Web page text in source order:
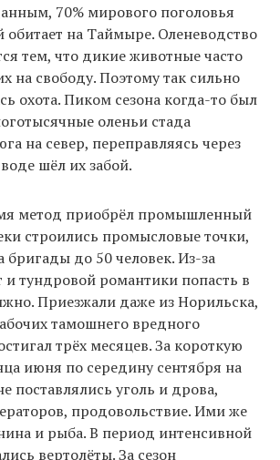
70% мирового поголовья
обитает на Таймыре. Оленеводство
тем, что дикие животные часто
на свободу. Поэтому так сильно
охота. Пиком сезона когда-то был
оленьи стада
на север, переправляясь через
шёл их забой.
метод приобрёл промышленный
строились промысловые точки,
бригады до 50 человек. Из-за
и тундровой романтики попасть в
Приезжали даже из Норильска,
тамошнего вредного
трёх месяцев. За короткую
июня по середину сентября на
поставлялись уголь и дрова,
продовольствие. Ими же
и рыба. В период интенсивной
вертолёты. За сезон